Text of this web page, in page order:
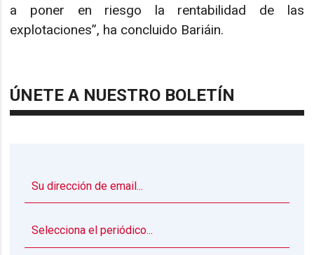
a poner en riesgo la rentabilidad de las
explotaciones”, ha concluido Bariáin.
ÚNETE A NUESTRO BOLETÍN